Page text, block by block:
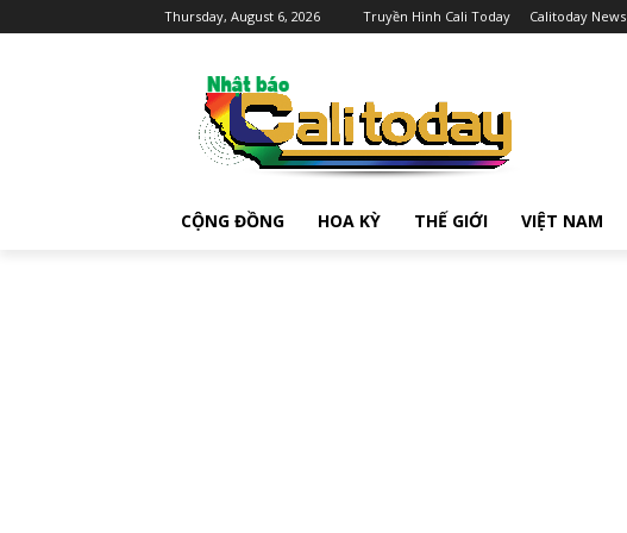
Thursday, August 6, 2026 Truyền Hình Cali Today Calitoday News
CỘNG ĐỒNG HOA KỲ THẾ GIỚI VIỆT NAM